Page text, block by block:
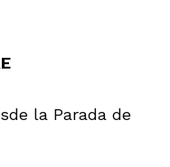
la Parada de